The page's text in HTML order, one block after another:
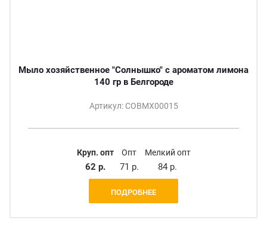
Мыло хозяйственное "Солнышко" с ароматом лимона
140 гр в Белгороде
Артикул: СОВМХ00015
Круп. опт
62 р.
Опт
71 р.
Мелкий опт
84 р.
ПОДРОБНЕЕ